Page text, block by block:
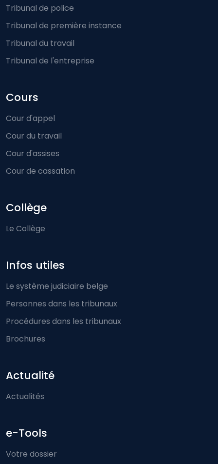
Tribunal de police
Tribunal de première instance
Tribunal du travail
Tribunal de l'entreprise
Cours
Cour d'appel
Cour du travail
Cour d'assises
Cour de cassation
Collège
Le Collège
Infos utiles
Le système judiciaire belge
Personnes dans les tribunaux
Procédures dans les tribunaux
Brochures
Actualité
Actualités
e-Tools
Votre dossier